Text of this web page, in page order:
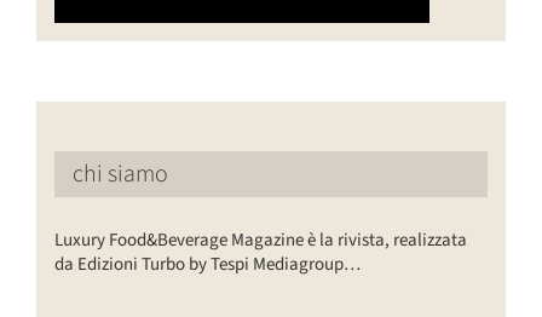
chi siamo
Luxury Food&Beverage Magazine è la rivista, realizzata
da Edizioni Turbo by Tespi Mediagroup…